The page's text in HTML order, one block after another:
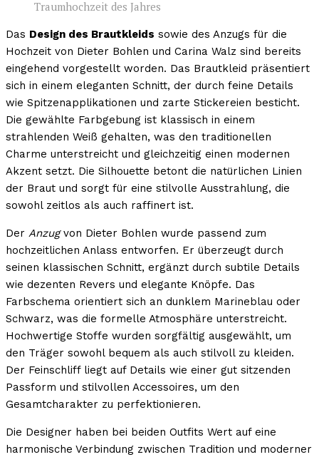
Traumhochzeit des Jahres
Das Design des Brautkleids sowie des Anzugs für die
Hochzeit von Dieter Bohlen und Carina Walz sind bereits
eingehend vorgestellt worden. Das Brautkleid präsentiert
sich in einem eleganten Schnitt, der durch feine Details
wie Spitzenapplikationen und zarte Stickereien besticht.
Die gewählte Farbgebung ist klassisch in einem
strahlenden Weiß gehalten, was den traditionellen
Charme unterstreicht und gleichzeitig einen modernen
Akzent setzt. Die Silhouette betont die natürlichen Linien
der Braut und sorgt für eine stilvolle Ausstrahlung, die
sowohl zeitlos als auch raffinert ist.
Der Anzugvon Dieter Bohlen wurde passend zum
hochzeitlichen Anlass entworfen. Er überzeugt durch
seinen klassischen Schnitt, ergänzt durch subtile Details
wie dezenten Revers und elegante Knöpfe. Das
Farbschema orientiert sich an dunklem Marineblau oder
Schwarz, was die formelle Atmosphäre unterstreicht.
Hochwertige Stoffe wurden sorgfältig ausgewählt, um
den Träger sowohl bequem als auch stilvoll zu kleiden.
Der Feinschliff liegt auf Details wie einer gut sitzenden
Passform und stilvollen Accessoires, um den
Gesamtcharakter zu perfektionieren.
Die Designer haben bei beiden Outfits Wert auf eine
harmonische Verbindung zwischen Tradition und moderner